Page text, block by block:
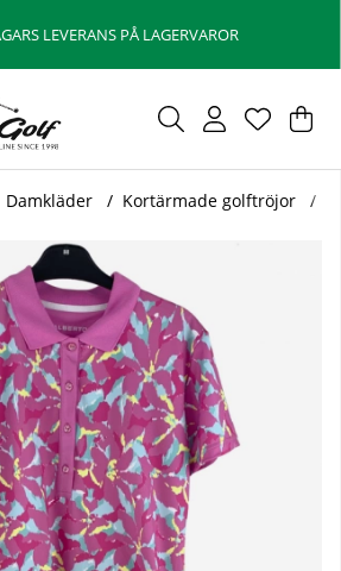
LEVERANS PÅ LAGERVAROR
.
Damkläder Kortärmade golftröjor
Piké 73168